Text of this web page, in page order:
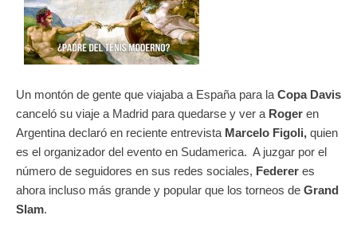
Un montón de gente que viajaba a España para laCopa Davis
canceló su viaje a Madrid para quedarse y ver a Roger en
Argentina declaró en reciente entrevista Marcelo Figoli, quien
es el organizador del evento en Sudamerica. A juzgar por el
número de seguidores en sus redes sociales, Federer es
ahora incluso más grande y popular que los torneos de Grand
Slam.